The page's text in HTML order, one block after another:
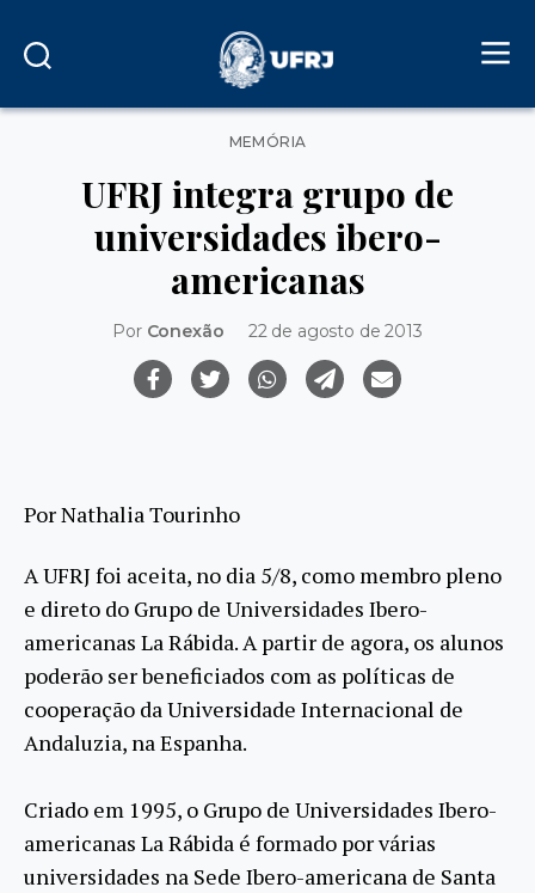
Categorias
MEMÓRIA
UFRJ integra grupo de
universidades ibero-
americanas
Por Conexão 22 de agosto de 2013
Por Nathalia Tourinho
A UFRJ foi aceita, no dia 5/8, como membro pleno
e direto do Grupo de Universidades Ibero-
americanas La Rábida. A partir de agora, os alunos
poderão ser beneficiados com as políticas de
cooperação da Universidade Internacional de
Andaluzia, na Espanha.
Criado em 1995, o Grupo de Universidades Ibero-
americanas La Rábida é formado por várias
universidades na Sede Ibero-americana de Santa